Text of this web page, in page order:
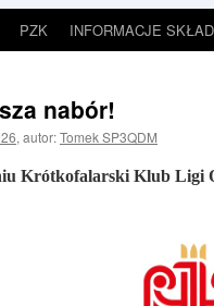
PZK INFORMACJE
nabór!
, autor:Tomek SP3QDM
Krótkofalarski Klub